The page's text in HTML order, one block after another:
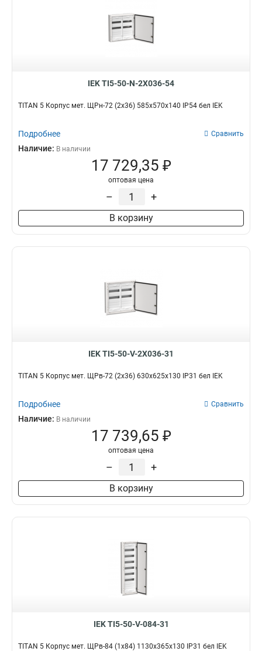
IEK TI5-50-N-2X036-54
TITAN 5 Корпус мет. ЩРн-72 (2х36) 585х570х140 IP54 бел IEK
Подробнее Сравнить
Наличие: В наличии
17 729,35 ₽
оптовая цена
– +
В корзину
IEK TI5-50-V-2X036-31
TITAN 5 Корпус мет. ЩРв-72 (2х36) 630х625х130 IP31 бел IEK
Подробнее Сравнить
Наличие: В наличии
17 739,65 ₽
оптовая цена
– +
В корзину
IEK TI5-50-V-084-31
TITAN 5 Корпус мет. ЩРв-84 (1х84) 1130х365х130 IP31 бел IEK